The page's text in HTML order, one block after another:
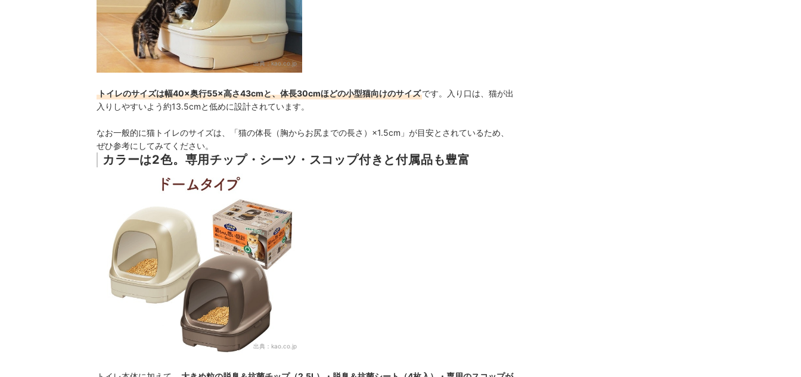
出典：kao.co.jp
トイレのサイズは幅40×奥行55×高さ43cmと、体長30cmほどの小型猫向けのサイズです。入り口は、猫が出
入りしやすいよう約13.5cmと低めに設計されています。
なお一般的に猫トイレのサイズは、「猫の体長（胸からお尻までの長さ）×1.5cm」が目安とされているため、
ぜひ参考にしてみてください。
カラーは2色。専用チップ・シーツ・スコップ付きと付属品も豊富
出典： kao.co.jp